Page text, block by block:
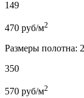
149
470 руб/м2
Размеры полотна:
350
570 руб/м2